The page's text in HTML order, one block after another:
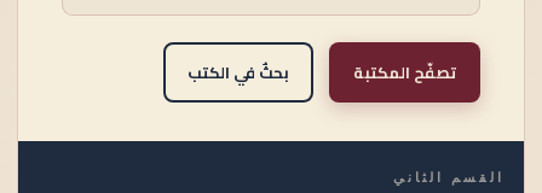
تصفّح المكتبة بحثٌ في الكتب
القسم الثاني